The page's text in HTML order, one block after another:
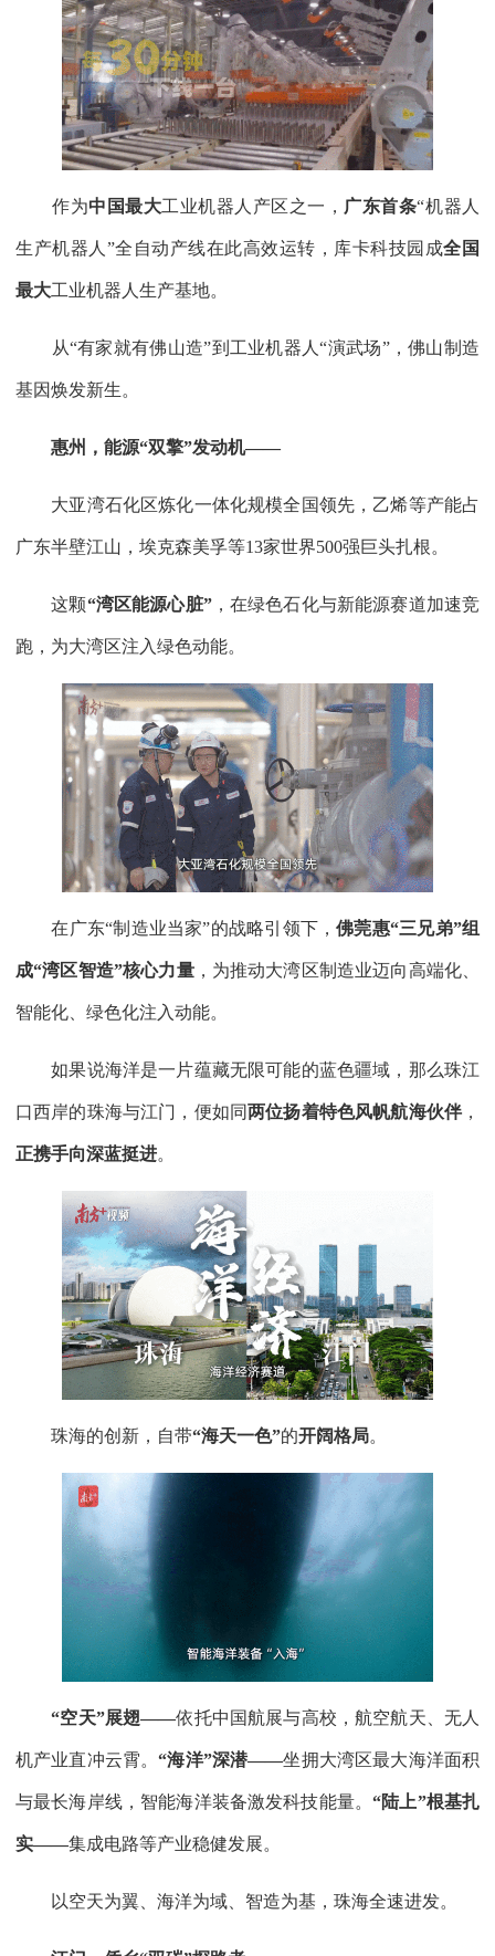
作为中国最大工业机器人产区之一， 广东首条“机器人
生产机器人”全自动产线在此高效运转，库卡科技园成全国
最大工业机器人生产基地。
从“有家就有佛山造”到工业机器人“演武场”，佛山制造
基因焕发新生。
惠州，能源“双擎”发动机——
大亚湾石化区炼化一体化规模全国领先，乙烯等产能占
广东半壁江山，埃克森美孚等13家世界500强巨头扎根。
这颗“湾区能源心脏”，在绿色石化与新能源赛道加速竞
跑，为大湾区注入绿色动能。
在广东“制造业当家”的战略引领下，佛莞惠“三兄弟”组
成“湾区智造”核心力量，为推动大湾区制造业迈向高端化、
智能化、绿色化注入动能。
如果说海洋是一片蕴藏无限可能的蓝色疆域，那么珠江
口西岸的珠海与江门，便如同两位扬着特色风帆航海伙伴 ，
正携手向深蓝挺进。
珠海的创新，自带“海天一色”的开阔格局。
“空天”展翅——依托中国航展与高校，航空航天、无人
机产业直冲云霄。“海洋”深潜——坐拥大湾区最大海洋面积
与最长海岸线，智能海洋装备激发科技能量。“陆上”根基扎
实——集成电路等产业稳健发展。
以空天为翼、海洋为域、智造为基，珠海全速进发。